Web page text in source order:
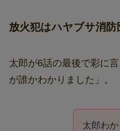
放火犯はハヤブサ消防
太郎が6話の最後で彩に
が誰かわかりました」。
太郎わ